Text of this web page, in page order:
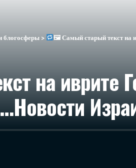
блогосферы > 🖼 Самый старый текст на
на иврите